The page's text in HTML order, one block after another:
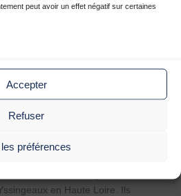
peut avoir un effet négatif sur certaines
Accepter
Refuser
préférences
rencontre de trois passionnés,
noble qu’est le bois. Chacun a
de son savoir-faire et de son
produit unique.
en Haute Loire. Ils